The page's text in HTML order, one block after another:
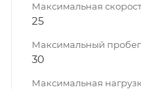
Максимальная
25
Максимальный
30
Максимальная